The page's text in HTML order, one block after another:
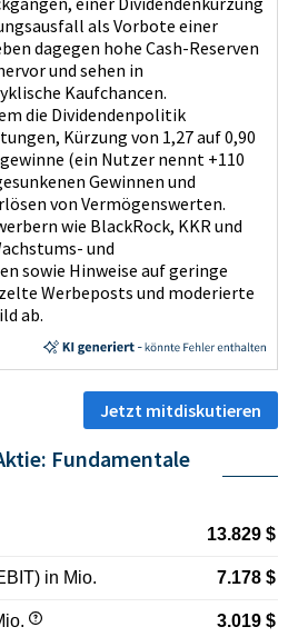
als Vorbote einer
dagegen hohe Cash‑Reserven
und sehen in
Kaufchancen.
die Dividendenpolitik
Kürzung von 1,27 auf 0,90
(ein Nutzer nennt +110
Gewinnen und
von Vermögenswerten.
wie BlackRock, KKR und
und
sowie Hinweise auf geringe
Werbeposts und moderierte
ab.
Jetzt mitdiskutieren
Fundamentale
13.829 $
in Mio. 7.178 $
3.019 $